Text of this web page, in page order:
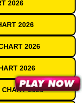
2026
2026
2026
2026
2026